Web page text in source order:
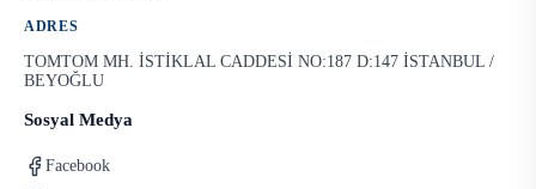
ADRES
TOMTOM MH. İSTİKLAL CADDESİ NO:187 D:147 İSTANBUL /
BEYOĞLU
Sosyal Medya
Facebook